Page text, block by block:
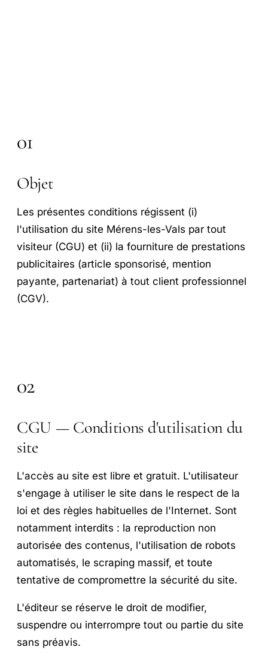
01
Objet
Les présentes conditions régissent (i)
l'utilisation du site Mérens-les-Vals par tout
visiteur (CGU) et (ii) la fourniture de prestations
publicitaires (article sponsorisé, mention
payante, partenariat) à tout client professionnel
(CGV).
02
CGU — Conditions d'utilisation du
site
L'accès au site est libre et gratuit. L'utilisateur
s'engage à utiliser le site dans le respect de la
loi et des règles habituelles de l'Internet. Sont
notamment interdits : la reproduction non
autorisée des contenus, l'utilisation de robots
automatisés, le scraping massif, et toute
tentative de compromettre la sécurité du site.
L'éditeur se réserve le droit de modifier,
suspendre ou interrompre tout ou partie du site
sans préavis.